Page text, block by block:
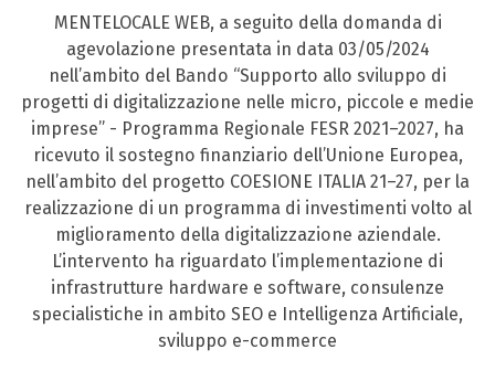
MENTELOCALE WEB, a seguito della domanda di
agevolazione presentata in data 03/05/2024
nell’ambito del Bando “Supporto allo sviluppo di
progetti di digitalizzazione nelle micro, piccole e medie
imprese” - Programma Regionale FESR 2021–2027, ha
ricevuto il sostegno finanziario dell’Unione Europea,
nell’ambito del progetto COESIONE ITALIA 21–27, per la
realizzazione di un programma di investimenti volto al
miglioramento della digitalizzazione aziendale.
L’intervento ha riguardato l’implementazione di
infrastrutture hardware e software, consulenze
specialistiche in ambito SEO e Intelligenza Artificiale,
sviluppo e-commerce